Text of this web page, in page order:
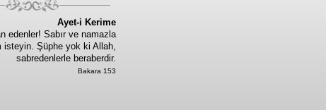
Ayet-i Kerime
edenler! Sabır ve namazla
isteyin. Şüphe yok ki Allah,
sabredenlerle beraberdir.
Bakara 153